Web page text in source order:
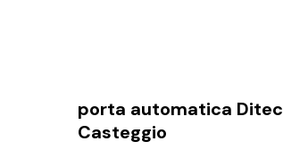
porta automatica Ditec
Casteggio